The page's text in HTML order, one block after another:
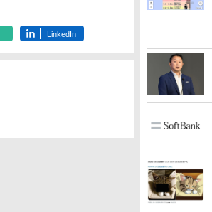
LinkedIn